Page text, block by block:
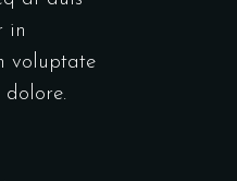
in
voluptate
dolore.